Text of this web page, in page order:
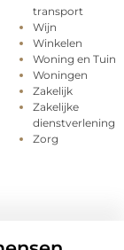
transport
Wijn
Winkelen
Woning en Tuin
Woningen
Zakelijk
Zakelijke
dienstverlening
Zorg